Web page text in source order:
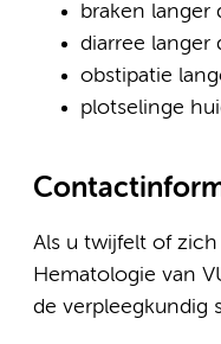
braken langer
diarree langer
obstipatie
plotselinge
Als u twijfelt of
Hematologie van
de verpleegkundig